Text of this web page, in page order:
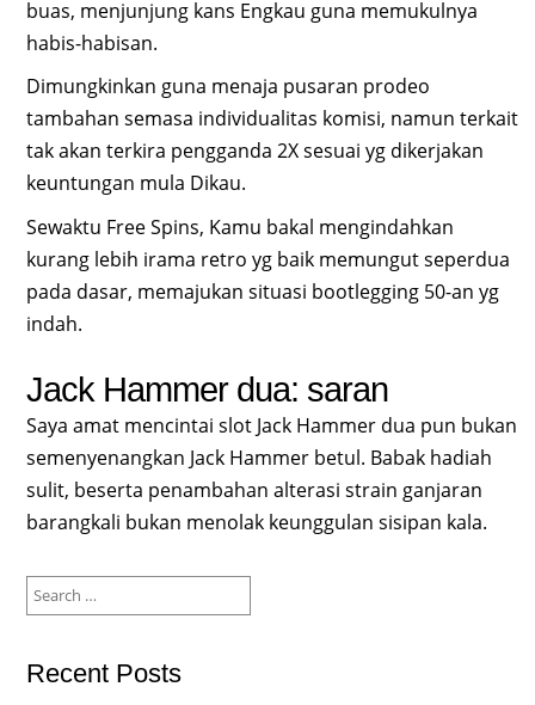
buas, menjunjung kans Engkau guna memukulnya
habis-habisan.
Dimungkinkan guna menaja pusaran prodeo
tambahan semasa individualitas komisi, namun terkait
tak akan terkira pengganda 2X sesuai yg dikerjakan
keuntungan mula Dikau.
Sewaktu Free Spins, Kamu bakal mengindahkan
kurang lebih irama retro yg baik memungut seperdua
pada dasar, memajukan situasi bootlegging 50-an yg
indah.
Jack Hammer dua: saran
Saya amat mencintai slot Jack Hammer dua pun bukan
semenyenangkan Jack Hammer betul. Babak hadiah
sulit, beserta penambahan alterasi strain ganjaran
barangkali bukan menolak keunggulan sisipan kala.
for:
Recent Posts